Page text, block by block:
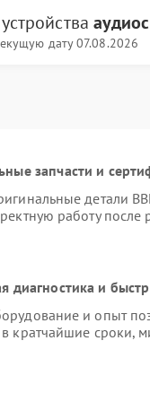
дату 07.08.2026
запчасти и
детали
работу
диагностика и
и опыт
кратчайшие сроки,